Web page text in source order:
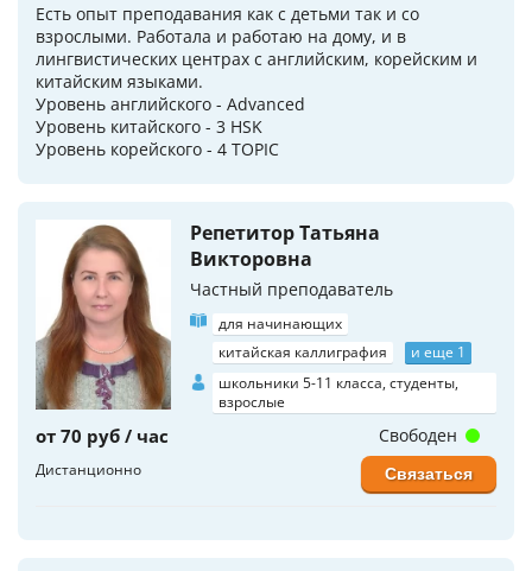
Есть опыт преподавания как с детьми так и со
взрослыми. Работала и работаю на дому, и в
лингвистических центрах с английским, корейским и
китайским языками.
Уровень английского - Advanced
Уровень китайского - 3 HSK
Уровень корейского - 4 TOPIC
Репетитор Татьяна
Викторовна
Частный преподаватель
для начинающих
китайская каллиграфия
и еще 1
школьники 5-11 класса, студенты,
взрослые
от 70 руб / час
Дистанционно
Свободен
Связаться